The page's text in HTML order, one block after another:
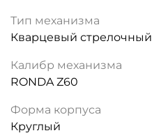
Тип механизма
Кварцевый стрелочный
Калибр механизма
RONDA Z60
Форма корпуса
Круглый